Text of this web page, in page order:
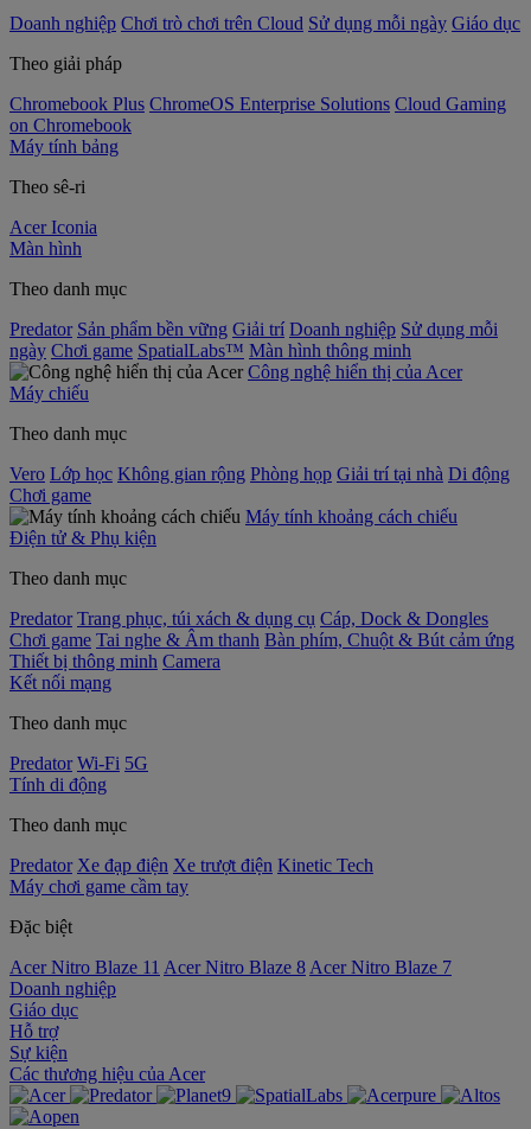
Doanh nghiệp Chơi trò chơi trên Cloud Sử dụng mỗi ngày Giáo dục
Theo giải pháp
Chromebook Plus ChromeOS Enterprise Solutions Cloud Gaming
on Chromebook
Máy tính bảng
Theo sê-ri
Acer Iconia
Màn hình
Theo danh mục
Predator Sản phẩm bền vững Giải trí Doanh nghiệp Sử dụng mỗi
ngày Chơi game SpatialLabs™ Màn hình thông minh
Công nghệ hiển thị của Acer
Máy chiếu
Theo danh mục
Vero Lớp học Không gian rộng Phòng họp Giải trí tại nhà Di động
Chơi game
Máy tính khoảng cách chiếu
Điện tử & Phụ kiện
Theo danh mục
Predator Trang phục, túi xách & dụng cụ Cáp, Dock & Dongles
Chơi game Tai nghe & Âm thanh Bàn phím, Chuột & Bút cảm ứng
Thiết bị thông minh Camera
Kết nối mạng
Theo danh mục
Predator Wi-Fi 5G
Tính di động
Theo danh mục
Predator Xe đạp điện Xe trượt điện Kinetic Tech
Máy chơi game cầm tay
Đặc biệt
Acer Nitro Blaze 11 Acer Nitro Blaze 8 Acer Nitro Blaze 7
Doanh nghiệp
Giáo dục
Hỗ trợ
Sự kiện
‌Các thương hiệu của Acer